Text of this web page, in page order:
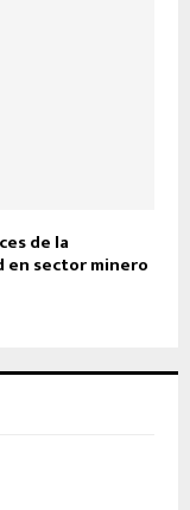
de la
sector minero